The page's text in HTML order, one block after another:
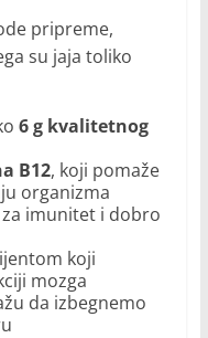
pripreme,
su jaja toliko
6 g kvalitetnog
B12, koji pomaže
organizma
za imunitet i dobro
koji
mozga
da izbegnemo